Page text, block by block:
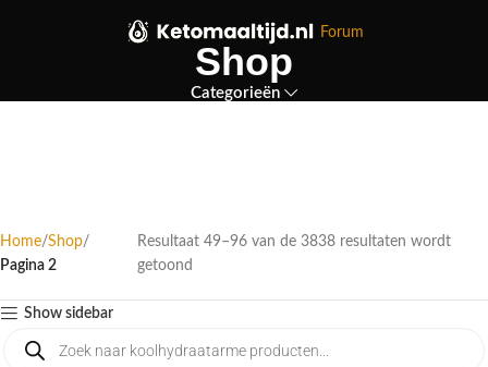
Forum
Shop
Categorieën
Home Shop
Pagina 2
Resultaat 49–96 van de 3838 resultaten wordt
getoond
Show sidebar